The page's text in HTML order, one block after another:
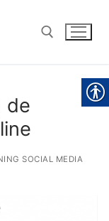
de
SOCIAL MEDIA